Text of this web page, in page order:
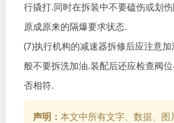
行撬打.同时在拆装中不要磕伤或划
原成原来的隔爆要求状态.
(7)执行机构的减速器拆修后应注意
般不要拆洗加油.装配后还应检查阀
否相符.
声明： 本文中所有文字、数据、图